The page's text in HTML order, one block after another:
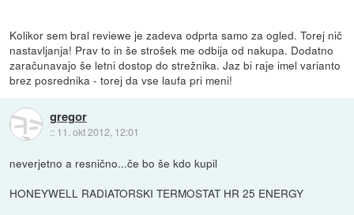
Kolikor sem bral reviewe je zadeva odprta samo za ogled. Torej nič
nastavljanja! Prav to in še strošek me odbija od nakupa. Dodatno
zaračunavajo še letni dostop do strežnika. Jaz bi raje imel varianto
brez posrednika - torej da vse laufa pri meni!
gregor
:: 11. okt 2012, 12:01
neverjetno a resnično...če bo še kdo kupil
HONEYWELL RADIATORSKI TERMOSTAT HR 25 ENERGY